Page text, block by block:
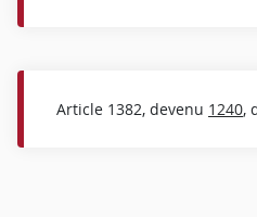
Article 1382, devenu 1240,